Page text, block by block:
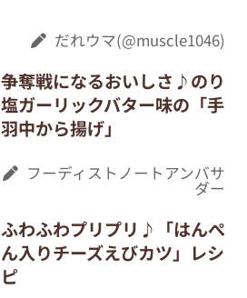
だれウマ(@muscle1046)
争奪戦になるおいしさ♪のり
塩ガーリックバター味の「手
羽中から揚げ」
フーディストノートアンバサ
ダー
ふわふわプリプリ♪「はんぺ
ん入りチーズえびカツ」レシ
ピ